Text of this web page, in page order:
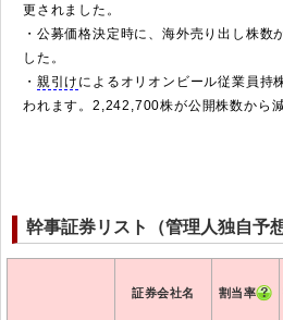
更されました。
・公募価格決定時に、海外売り出し株
した。
・ 親引け によるオリオンビール従業員持
われます。2,242,700株が公開株数から減
幹事証券リスト（管理人独自予
証券会社名 割当率